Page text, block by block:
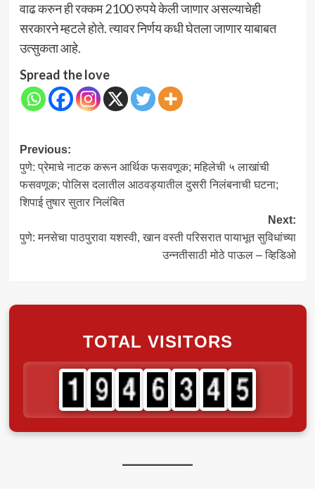
वाढ करुन ही रक्कम 2100 रुपये केली जाणार असल्याचेही
सरकारने म्हटले होते. त्यावर निर्णय कधी घेतला जाणार याबाबत
उत्सुकता आहे.
Spread the love
Post
navigation
Previous:
पुणे: प्रेमाचे नाटक करून आर्थिक फसवणूक; महिलेची ५ लाखांची
फसवणूक; पोलिस दलातील आठवड्यातील दुसरी निलंबनाची घटना;
शिपाई तुषार सुतार निलंबित
Next:
पुणे: मनसेचा पाठपुरावा यशस्वी, खान वस्ती परिसरात पायाभूत सुविधांच्या
उन्नतीसाठी मोठे पाऊल – व्हिडिओ
TOTAL VISITORS